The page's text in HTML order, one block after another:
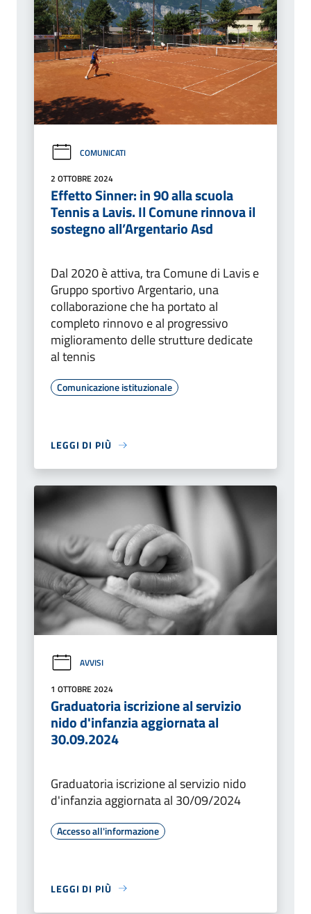
COMUNICATI
2 OTTOBRE 2024
Effetto Sinner: in 90 alla scuola
Tennis a Lavis. Il Comune rinnova il
sostegno all’Argentario Asd
Dal 2020 è attiva, tra Comune di Lavis e
Gruppo sportivo Argentario, una
collaborazione che ha portato al
completo rinnovo e al progressivo
miglioramento delle strutture dedicate
al tennis
Comunicazione istituzionale
LEGGI DI PIÙ
AVVISI
1 OTTOBRE 2024
Graduatoria iscrizione al servizio
nido d'infanzia aggiornata al
30.09.2024
Graduatoria iscrizione al servizio nido
d'infanzia aggiornata al 30/09/2024
Accesso all'informazione
LEGGI DI PIÙ